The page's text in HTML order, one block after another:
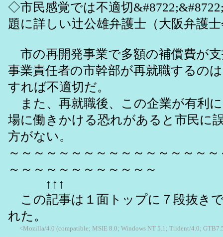
◇市民感覚では不適切
題に詳しい辻公雄弁護士（大阪弁護
市の再開発事業で多額の補償費が
事業責任者の市幹部が再就職するの
すれば不適切だ。
また、再就職後、この企業が有利
場に働きかける恐れがあると市民に
方がない。
～～～～～～～～～～～～～～～～
～～～～～～～～～～～～
↑↑↑
この記事は１面トップに７段抜き
れた。
<Mozilla/4.0 (compatible; MSIE 8.0; Windows NT 5.1; Trident/4.0;